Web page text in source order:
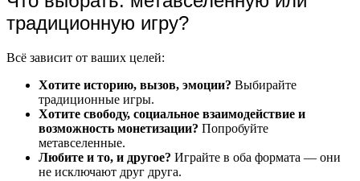
традиционную игру?
Всё зависит от ваших целей:
Хотите историю, вызов, эмоции? Выбирайте
традиционные игры.
Хотите свободу, социальное взаимодействие и
возможность монетизации? Попробуйте
метавселенные.
Любите и то, и другое? Играйте в оба формата — они
не исключают друг друга.